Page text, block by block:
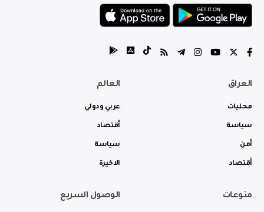
العراق
محليات
سياسة
أمن
أقتصاد
العالم
عربي ودولي
أقتصاد
سياسة
الاخيرة
منوعات الوصول السريع